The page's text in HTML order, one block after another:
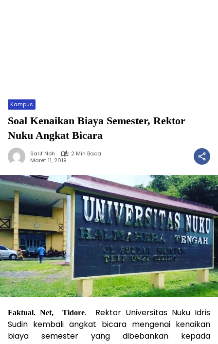
Kampus
Soal Kenaikan Biaya Semester, Rektor
Nuku Angkat Bicara
Sarif Noh
2 Min Baca
Maret 11, 2019
Faktual. Net, Tidore. Rektor Universitas Nuku Idris
Sudin kembali angkat bicara mengenai kenaikan
biaya semester yang dibebankan kepada